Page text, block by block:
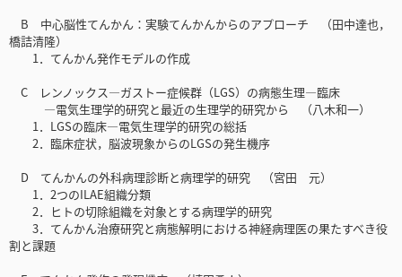
B 中心脳性てんかん：実験てんかんからのアプローチ （田中達也，
橋詰清隆）
1．てんかん発作モデルの作成
C レンノックス—ガストー症候群（LGS）の病態生理―臨床
—電気生理学的研究と最近の生理学的研究から （八木和一）
1．LGSの臨床―電気生理学的研究の総括
2．臨床症状，脳波現象からのLGSの発生機序
D てんかんの外科病理診断と病理学的研究 （宮田 元）
1．2つのILAE組織分類
2．ヒトの切除組織を対象とする病理学的研究
3．てんかん治療研究と病態解明における神経病理医の果たすべき役
割と課題